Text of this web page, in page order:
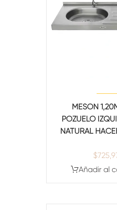
MESON
POZUELO
NATURAL
$
Añadir al